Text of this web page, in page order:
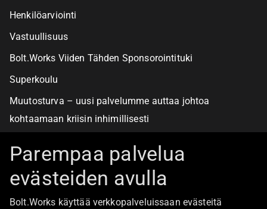
Henkilöarviointi
Vastuullisuus
Bolt.Works Viiden Tähden Sponsorointituki
Superkoulu
Muutosturva – uusi palvelumme auttaa johtoa
kohtaamaan kriisin inhimillisesti
Boltista
Parempaa palvelua
evästeiden avulla
Bolt.Works käyttää verkkopalveluissaan evästeitä